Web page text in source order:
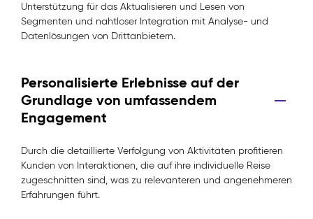
Unterstützung für das Aktualisieren und Lesen von
Segmenten und nahtloser Integration mit Analyse- und
Datenlösungen von Drittanbietern.
Personalisierte Erlebnisse auf der
Grundlage von umfassendem
Engagement
Durch die detaillierte Verfolgung von Aktivitäten profitieren
Kunden von Interaktionen, die auf ihre individuelle Reise
zugeschnitten sind, was zu relevanteren und angenehmeren
Erfahrungen führt.